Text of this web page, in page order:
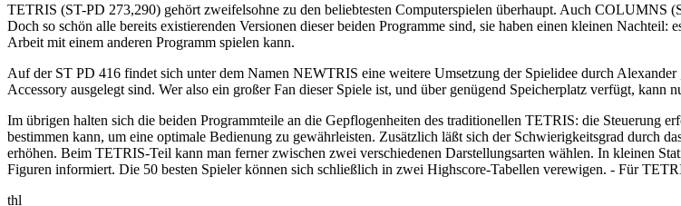
TETRIS (ST-PD 273,290) gehört zweifelsohne zu den beliebtesten Computerspielen überhaupt. Auch COLUMNS
Doch so schön alle bereits existierenden Versionen dieser beiden Programme sind, sie haben einen kleinen
Arbeit mit einem anderen Programm spielen kann.
Auf der ST PD 416 findet sich unter dem Namen NEWTRIS eine weitere Umsetzung der Spielidee durch
Accessory ausgelegt sind. Wer also ein großer Fan dieser Spiele ist, und über genügend Speicherplatz verfügt,
Im übrigen halten sich die beiden Programmteile an die Gepflogenheiten des traditionellen TETRIS: die Steuerung
bestimmen kann, um eine optimale Bedienung zu gewährleisten. Zusätzlich läßt sich der Schwierigkeitsgrad durch
erhöhen. Beim TETRIS-Teil kann man ferner zwischen zwei verschiedenen Darstellungsarten wählen. In kleinen
Figuren informiert. Die 50 besten Spieler können sich schließlich in zwei Highscore-Tabellen verewigen. - Für
thl